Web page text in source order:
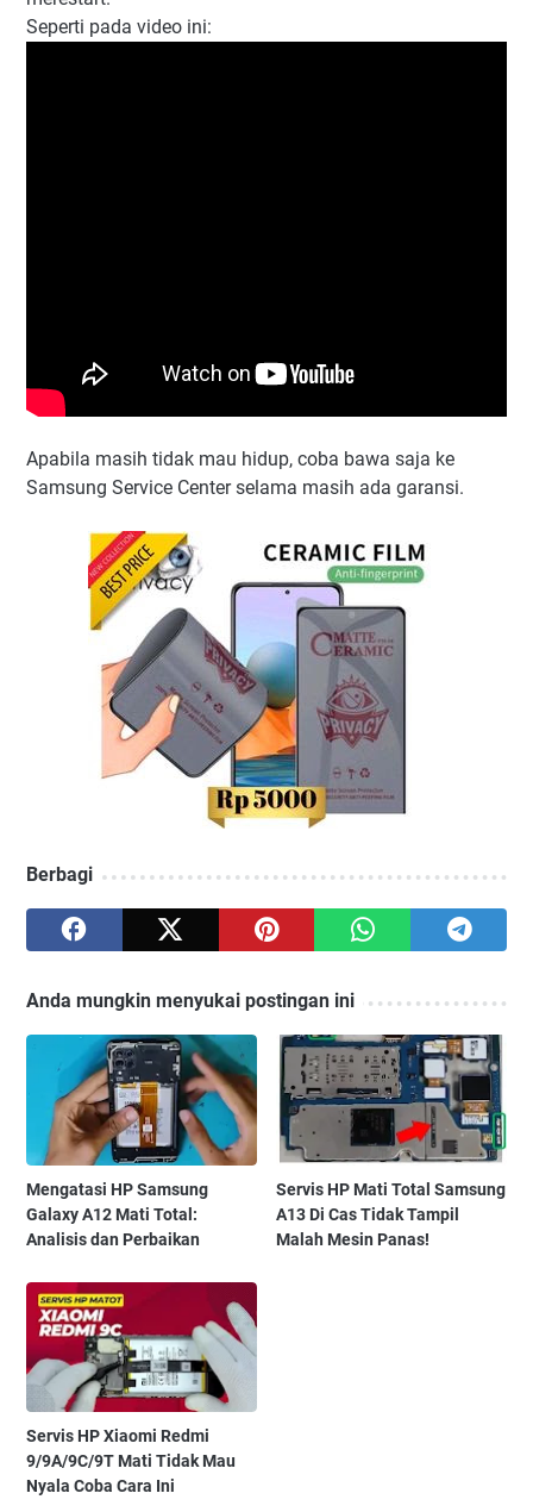
Seperti pada video ini:
Apabila masih tidak mau hidup, coba bawa saja ke
Samsung Service Center selama masih ada garansi.
Berbagi
Anda mungkin menyukai postingan ini
Mengatasi HP Samsung
Galaxy A12 Mati Total:
Analisis dan Perbaikan
Servis HP Mati Total Samsung
A13 Di Cas Tidak Tampil
Malah Mesin Panas!
Servis HP Xiaomi Redmi
9/9A/9C/9T Mati Tidak Mau
Nyala Coba Cara Ini